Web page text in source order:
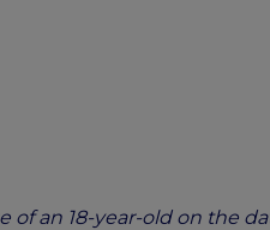
an 18-year-old on the